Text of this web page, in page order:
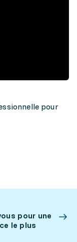
pour
pour une
le plus